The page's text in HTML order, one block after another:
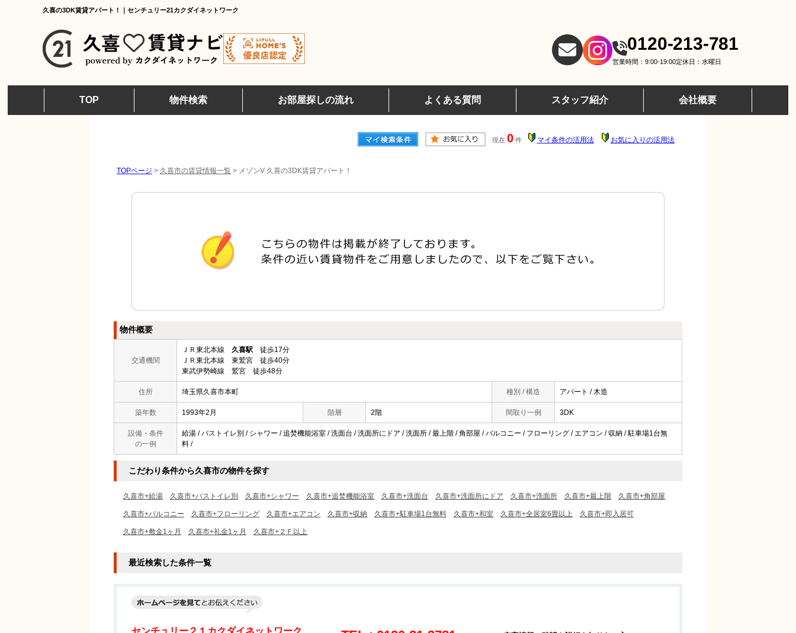
久喜の3DK賃貸アパート！｜センチュリー21カクダイネットワーク
0120-213-781
営業時間：9:00-19:00定休日：水曜日
TOP 物件検索 お部屋探しの流れ よくある質問 スタッフ紹介 会社概要
現在 0 件 マイ条件の活用法 お気に入りの活用法
TOPページ > 久喜市の賃貸情報一覧 > メゾンV 久喜の3DK賃貸アパート！
物件概要
交通機関
ＪＲ東北本線 久喜駅 徒歩17分
ＪＲ東北本線 東鷲宮 徒歩40分
東武伊勢崎線 鷲宮 徒歩48分
住所 埼玉県久喜市本町 種別 / 構造 アパート / 木造
築年数 1993年2月 階層 2階 間取り一例 3DK
設備・条件
の一例
給湯 / バストイレ別 / シャワー / 追焚機能浴室 / 洗面台 / 洗面所にドア / 洗面所 / 最上階 / 角部屋 / バルコニー / フローリング / エアコン / 収納 / 駐車場1台無
料 /
こだわり条件から久喜市の物件を探す
久喜市+給湯 久喜市+バストイレ別 久喜市+シャワー 久喜市+追焚機能浴室 久喜市+洗面台 久喜市+洗面所にドア 久喜市+洗面所 久喜市+最上階 久喜市+角部屋
久喜市+バルコニー 久喜市+フローリング 久喜市+エアコン 久喜市+収納 久喜市+駐車場1台無料 久喜市+和室 久喜市+全居室6畳以上 久喜市+即入居可
久喜市+敷金1ヶ月 久喜市+礼金1ヶ月 久喜市+２Ｆ以上
最近検索した条件一覧
センチュリー２１カクダイネットワーク